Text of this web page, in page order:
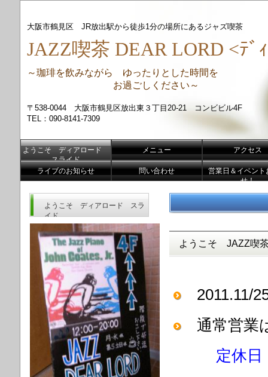
大阪市鶴見区 JR放出駅から徒歩1分の場所にあるジャズ喫茶
JAZZ喫茶 DEAR LORD <ﾃﾞ
～珈琲を飲みながら ゆったりとした時間を
お過ごしください～
〒538-0044 大阪市鶴見区放出東３丁目20-21 コンビビル4F
TEL：090-8141-7309
ようこそ ディアロード
スライド
メニュー アクセス
ライブのお知らせ 問い合わせ
営業日＆イベント
せ！
ようこそ JAZZ喫茶
2011.11/
通常営業
定休
ようこそ ディアロード スラ
イド